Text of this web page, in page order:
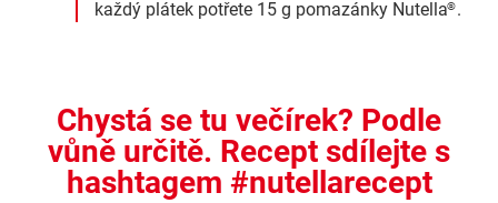
každý plátek potřete 15 g pomazánky Nutella®.
Chystá se tu večírek? Podle
vůně určitě. Recept sdílejte s
hashtagem #nutellarecept